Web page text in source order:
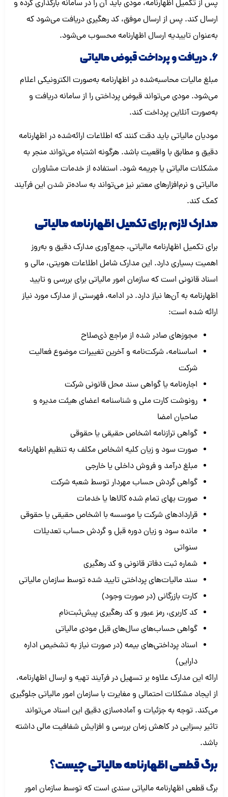
پس از تکمیل اظهارنامه، مودی باید آن را در سامانه بارگذاری کرده و
ارسال کند. پس از ارسال موفق، کد رهگیری دریافت می‌شود که
به‌عنوان تاییدیه ارسال اظهارنامه محسوب می‌شود.
6. دریافت و پرداخت قبوض مالیاتی
مبلغ مالیات محاسبه‌شده در اظهارنامه به‌صورت الکترونیکی اعلام
می‌شود. مودی می‌تواند قبوض پرداختی را از سامانه دریافت و
به‌صورت آنلاین پرداخت کند.
مودیان مالیاتی باید دقت کنند که اطلاعات ارائه‌شده در اظهارنامه
دقیق و مطابق با واقعیت باشد. هرگونه اشتباه می‌تواند منجر به
مشکلات مالیاتی یا جریمه شود. استفاده از خدمات مشاوران
مالیاتی و نرم‌افزارهای معتبر نیز می‌تواند به ساده‌تر شدن این فرآیند
کمک کند.
مدارک لازم برای تکمیل اظهارنامه مالیاتی
برای تکمیل اظهارنامه مالیاتی، جمع‌آوری مدارک دقیق و به‌روز
اهمیت بسیاری دارد. این مدارک شامل اطلاعات هویتی، مالی و
اسناد قانونی است که سازمان امور مالیاتی برای بررسی و تایید
اظهارنامه به آن‌ها نیاز دارد. در ادامه، فهرستی از مدارک مورد نیاز
ارائه شده است:
مجوزهای صادر شده از مراجع ذی‌صلاح
اساسنامه، شرکت‌نامه و آخرین تغییرات موضوع فعالیت
شرکت
اجاره‌نامه یا گواهی سند محل قانونی شرکت
رونوشت کارت ملی و شناسنامه اعضای هیئت مدیره و
صاحبان امضا
گواهی ترازنامه اشخاص حقیقی یا حقوقی
صورت سود و زیان کلیه اشخاص مکلف به تنظیم اظهارنامه
مبلغ درآمد و فروش داخلی یا خارجی
گواهی گردش حساب مهردار توسط شعبه شرکت
صورت بهای تمام شده کالاها یا خدمات
قراردادهای شرکت یا موسسه با اشخاص حقیقی یا حقوقی
مانده سود و زیان دوره قبل و گردش حساب تعدیلات
سنواتی
شماره ثبت دفاتر قانونی و کد رهگیری
سند مالیات‌های پرداختی تایید شده توسط سازمان مالیاتی
کارت بازرگانی (در صورت وجود)
کد کاربری، رمز عبور و کد رهگیری پیش‌ثبت‌نام
گواهی حساب‌های سال‌های قبل مودی مالیاتی
اسناد پرداختی‌های بیمه (در صورت نیاز به تشخیص اداره
دارایی)
ارائه این مدارک علاوه بر تسهیل در فرآیند تهیه و ارسال اظهارنامه،
از ایجاد مشکلات احتمالی و مغایرت با سازمان امور مالیاتی جلوگیری
می‌کند. توجه به جزئیات و آماده‌سازی دقیق این اسناد می‌تواند
تاثیر بسزایی در کاهش زمان بررسی و افزایش شفافیت مالی داشته
باشد.
برگ قطعی اظهارنامه مالیاتی چیست؟
برگ قطعی اظهارنامه مالیاتی سندی است که توسط سازمان امور